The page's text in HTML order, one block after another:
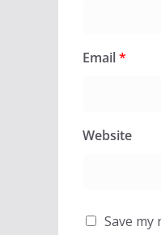
Email*
Website
Save